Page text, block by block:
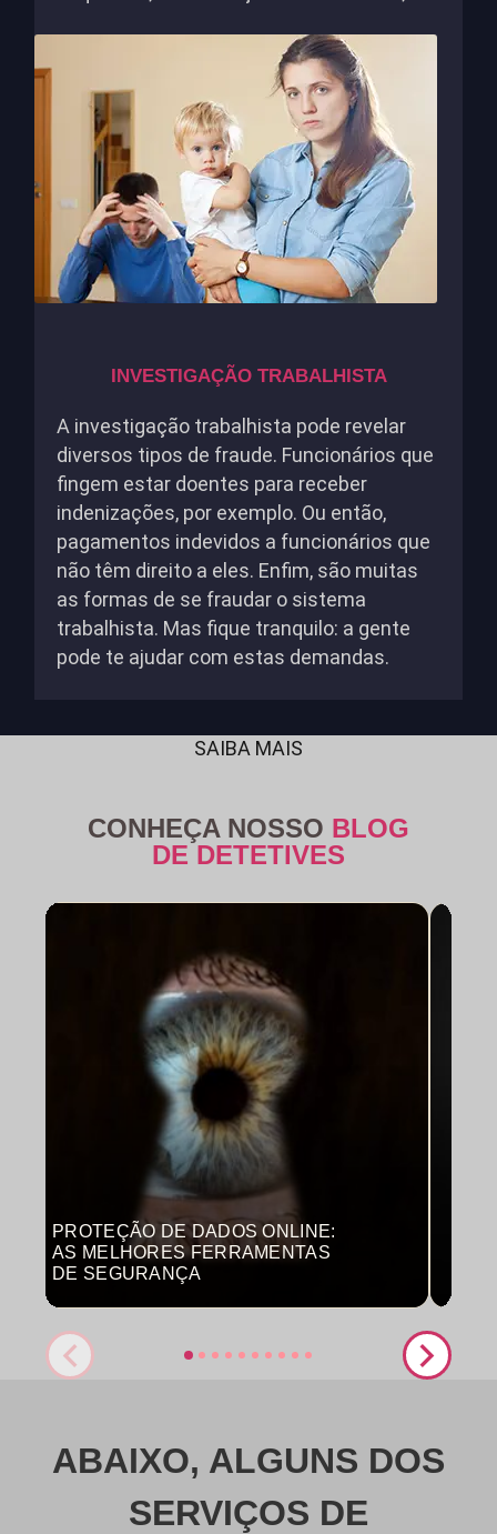
INVESTIGAÇÃO TRABALHISTA
A investigação trabalhista pode revelar
diversos tipos de fraude. Funcionários que
fingem estar doentes para receber
indenizações, por exemplo. Ou então,
pagamentos indevidos a funcionários que
não têm direito a eles. Enfim, são muitas
as formas de se fraudar o sistema
trabalhista. Mas fique tranquilo: a gente
pode te ajudar com estas demandas.
SAIBA MAIS
CONHEÇA NOSSO BLOG
DE DETETIVES
PROTEÇÃO DE DADOS ONLINE:
AS MELHORES FERRAMENTAS
DE SEGURANÇA
ABAIXO, ALGUNS DOS
SERVIÇOS DE